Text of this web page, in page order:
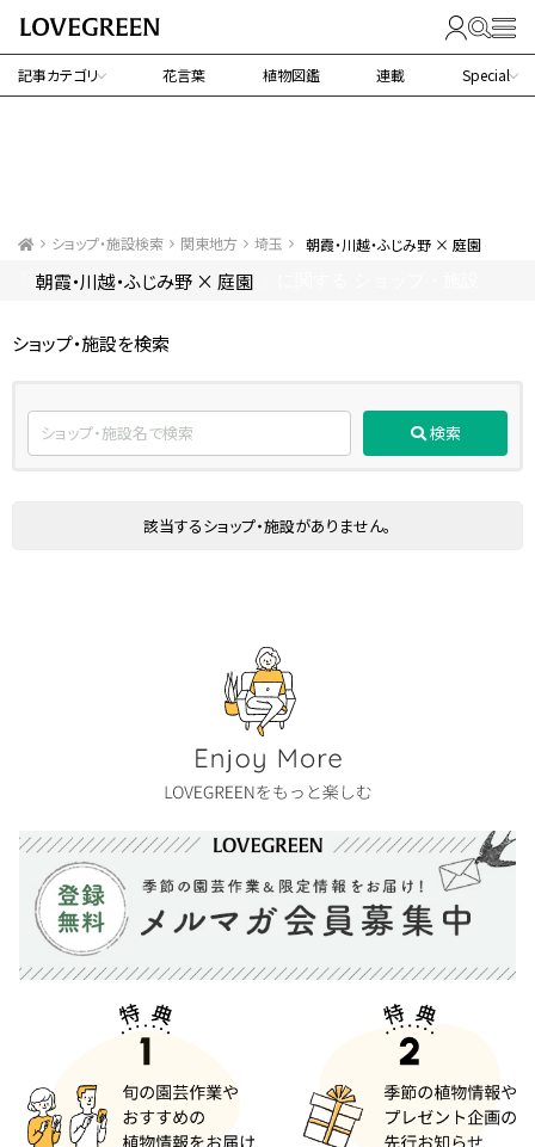
記事カテゴリ 花言葉 植物図鑑 連載 Special
ショップ・施設検索 関東地方 埼玉
朝霞・川越・ふじみ野 × 庭園
朝霞・川越・ふじみ野 × 庭園
ショップ・施設を検索
検索
該当するショップ・施設がありません。